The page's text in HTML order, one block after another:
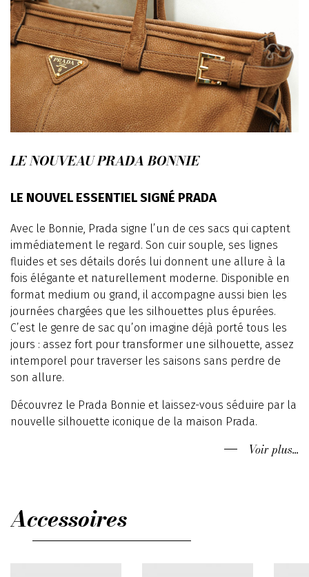
LE NOUVEAU PRADA BONNIE
LE NOUVEL ESSENTIEL SIGNÉ PRADA
Avec le Bonnie, Prada signe l’un de ces sacs qui captent
immédiatement le regard. Son cuir souple, ses lignes
fluides et ses détails dorés lui donnent une allure à la
fois élégante et naturellement moderne. Disponible en
format medium ou grand, il accompagne aussi bien les
journées chargées que les silhouettes plus épurées.
C’est le genre de sac qu’on imagine déjà porté tous les
jours : assez fort pour transformer une silhouette, assez
intemporel pour traverser les saisons sans perdre de
son allure.
Découvrez le Prada Bonnie et laissez-vous séduire par la
nouvelle silhouette iconique de la maison Prada.
Voir plus...
Accessoires